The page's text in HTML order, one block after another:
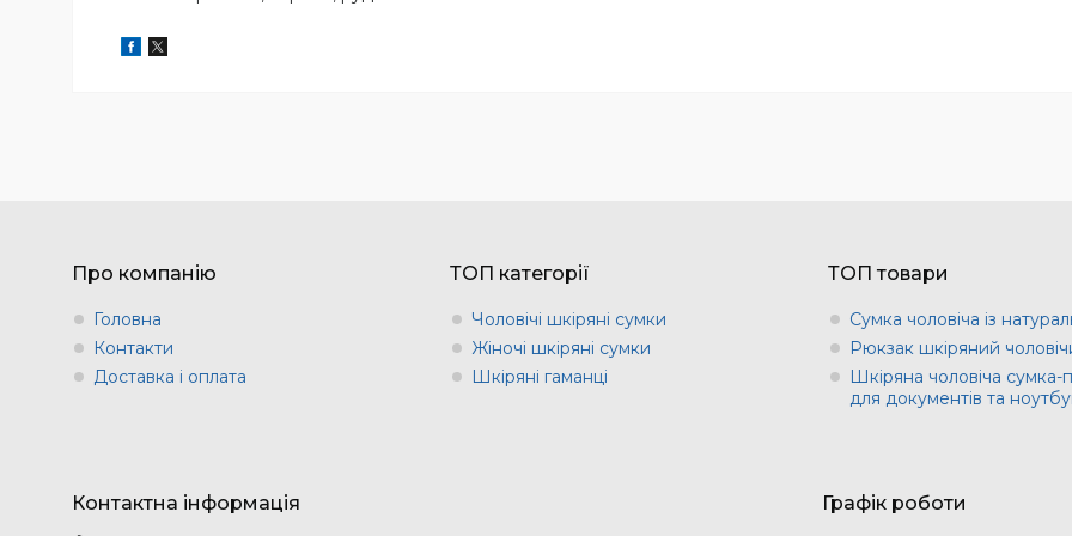
Про компанію
Головна
Контакти
Доставка і оплата
ТОП категорії
Чоловічі шкіряні сумки
Жіночі шкіряні сумки
Шкіряні гаманці
ТОП товари
Сумка чоловіча із
Рюкзак шкіряний
Шкіряна чоловіча сумка-
для документів та
Графік роботи